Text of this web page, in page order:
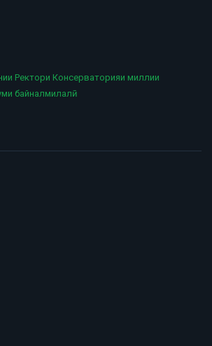
Ректори Консерваторияи миллии
байналмилалӣ